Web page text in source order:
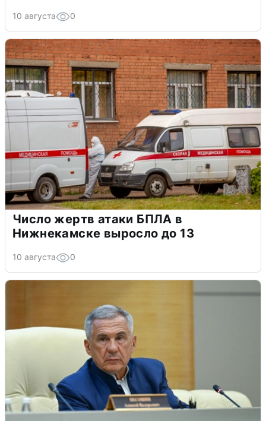
10 августа 0
Число жертв атаки БПЛА в
Нижнекамске выросло до 13
10 августа 0